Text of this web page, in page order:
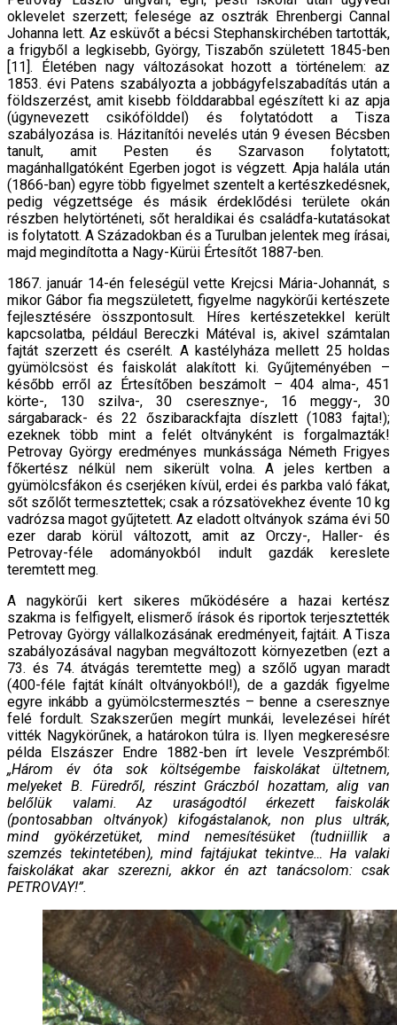
oklevelet szerzett; felesége az osztrák Ehrenbergi Cannal
Johanna lett. Az esküvőt a bécsi Stephanskirchében tartották,
a frigyből a legkisebb, György, Tiszabőn született 1845-ben
[11]. Életében nagy változásokat hozott a történelem: az
1853. évi Patens szabályozta a jobbágyfelszabadítás után a
földszerzést, amit kisebb földdarabbal egészített ki az apja
(úgynevezett csikófölddel) és folytatódott a Tisza
szabályozása is. Házitanítói nevelés után 9 évesen Bécsben
tanult, amit Pesten és Szarvason folytatott;
magánhallgatóként Egerben jogot is végzett. Apja halála után
(1866-ban) egyre több figyelmet szentelt a kertészkedésnek,
pedig végzettsége és másik érdeklődési területe okán
részben helytörténeti, sőt heraldikai és családfa-kutatásokat
is folytatott. A Századokban és a Turulban jelentek meg írásai,
majd megindította a Nagy-Kürüi Értesítőt 1887-ben.
1867. január 14-én feleségül vette Krejcsi Mária-Johannát, s
mikor Gábor fia megszületett, figyelme nagykörűi kertészete
fejlesztésére összpontosult. Híres kertészetekkel került
kapcsolatba, például Bereczki Mátéval is, akivel számtalan
fajtát szerzett és cserélt. A kastélyháza mellett 25 holdas
gyümölcsöst és faiskolát alakított ki. Gyűjteményében –
később erről az Értesítőben beszámolt – 404 alma-, 451
körte-, 130 szilva-, 30 cseresznye-, 16 meggy-, 30
sárgabarack- és 22 őszibarackfajta díszlett (1083 fajta!);
ezeknek több mint a felét oltványként is forgalmazták!
Petrovay György eredményes munkássága Németh Frigyes
főkertész nélkül nem sikerült volna. A jeles kertben a
gyümölcsfákon és cserjéken kívül, erdei és parkba való fákat,
sőt szőlőt termesztettek; csak a rózsatövekhez évente 10 kg
vadrózsa magot gyűjtetett. Az eladott oltványok száma évi 50
ezer darab körül változott, amit az Orczy-, Haller- és
Petrovay-féle adományokból indult gazdák kereslete
teremtett meg.
A nagykörűi kert sikeres működésére a hazai kertész
szakma is felfigyelt, elismerő írások és riportok terjesztették
Petrovay György vállalkozásának eredményeit, fajtáit. A Tisza
szabályozásával nagyban megváltozott környezetben (ezt a
73. és 74. átvágás teremtette meg) a szőlő ugyan maradt
(400-féle fajtát kínált oltványokból!), de a gazdák figyelme
egyre inkább a gyümölcstermesztés – benne a cseresznye
felé fordult. Szakszerűen megírt munkái, levelezései hírét
vitték Nagykörűnek, a határokon túlra is. Ilyen megkeresésre
példa Elszászer Endre 1882-ben írt levele Veszprémből:
„Három év óta sok költségembe faiskolákat ültetnem,
melyeket B. Füredről, részint Gráczból hozattam, alig van
belőlük valami. Az uraságodtól érkezett faiskolák
(pontosabban oltványok) kifogástalanok, non plus ultrák,
mind gyökérzetüket, mind nemesítésüket (tudniillik a
szemzés tekintetében), mind fajtájukat tekintve… Ha valaki
faiskolákat akar szerezni, akkor én azt tanácsolom: csak
PETROVAY!”.